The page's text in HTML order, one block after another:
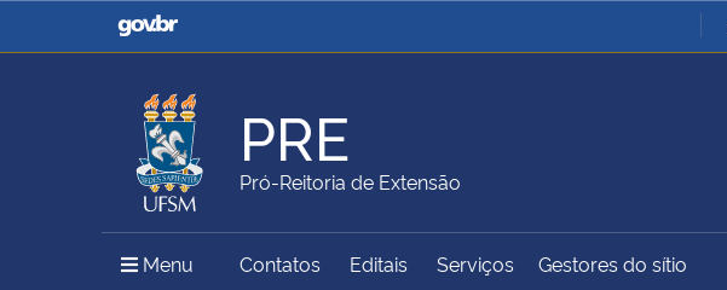
Casa Civil
Ministério da Justiça e
Ministério da Defesa
Ministério da Agricultura,
Pecuária e Abastecimento
Ministério do Meio Ambiente Ministério do Turismo
Ministério do
PRE
Pró-Reitoria de Extensão
Menu Menu Principal do Sítio
Contatos Editais Serviços Gestores do sítio